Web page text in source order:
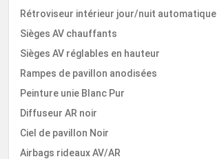
Rétroviseur intérieur jour/nuit automatique
Sièges AV chauffants
Sièges AV réglables en hauteur
Rampes de pavillon anodisées
Peinture unie Blanc Pur
Diffuseur AR noir
Ciel de pavillon Noir
Airbags rideaux AV/AR